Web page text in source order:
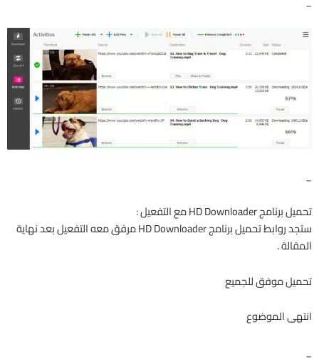
_
تحميل برنامج HD Downloader مع التفعيل :
ستجد روابط تحميل برنامج HD Downloader مرفق معه التفعيل بعد نهاية
المقالة .
تحميل موفق للجميع
انتهى الموضوع
_